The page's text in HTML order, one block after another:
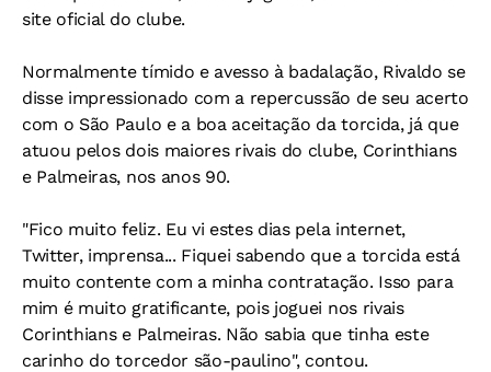
site oficial do clube.
Normalmente tímido e avesso à badalação, Rivaldo se
disse impressionado com a repercussão de seu acerto
com o São Paulo e a boa aceitação da torcida, já que
atuou pelos dois maiores rivais do clube, Corinthians
e Palmeiras, nos anos 90.
"Fico muito feliz. Eu vi estes dias pela internet,
Twitter, imprensa... Fiquei sabendo que a torcida está
muito contente com a minha contratação. Isso para
mim é muito gratificante, pois joguei nos rivais
Corinthians e Palmeiras. Não sabia que tinha este
carinho do torcedor são-paulino", contou.